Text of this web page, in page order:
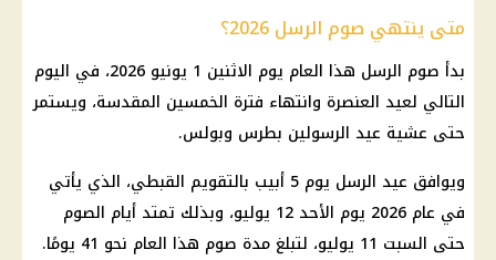
متى ينتهي صوم الرسل 2026؟
بدأ صوم الرسل هذا العام يوم الاثنين 1 يونيو 2026، في اليوم
التالي لعيد العنصرة وانتهاء فترة الخمسين المقدسة، ويستمر
حتى عشية عيد الرسولين بطرس وبولس.
ويوافق عيد الرسل يوم 5 أبيب بالتقويم القبطي، الذي يأتي
في عام 2026 يوم الأحد 12 يوليو، وبذلك تمتد أيام الصوم
حتى السبت 11 يوليو، لتبلغ مدة صوم هذا العام نحو 41 يومًا.